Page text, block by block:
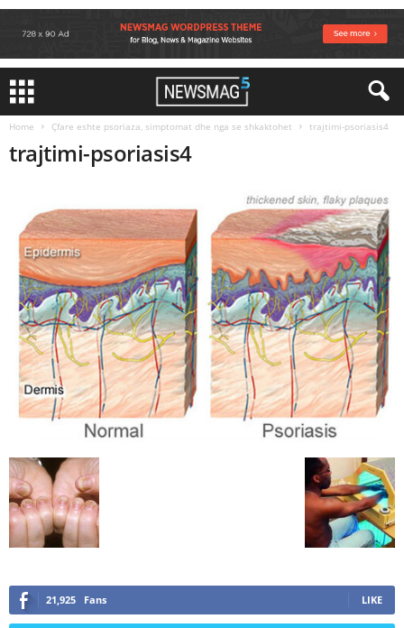
Home Çfare eshte psoriaza, simptomat dhe nga se shkaktohet trajtimi-psoriasis4
trajtimi-psoriasis4
21,925 Fans LIKE